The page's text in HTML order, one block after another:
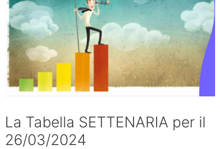
La Tabella SETTENARIA per il
26/03/2024